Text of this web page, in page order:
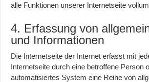
alle Funktionen unserer Internetseite
4. Erfassung von
und Informationen
Die Internetseite der Internet erfasst mit
Internetseite durch eine betroffene Person
automatisiertes System eine Reihe von